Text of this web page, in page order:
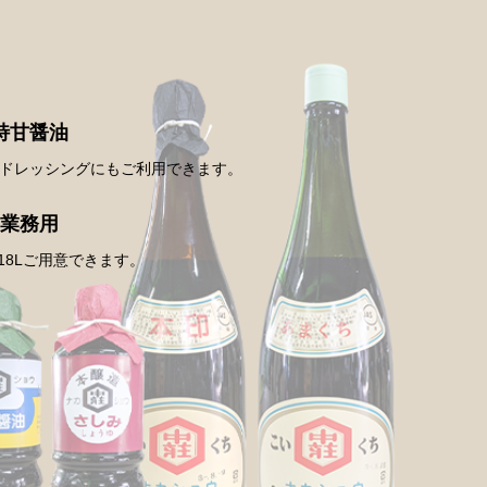
甘醤油
レッシングにもご利用できます。
業務用
ご用意できます。